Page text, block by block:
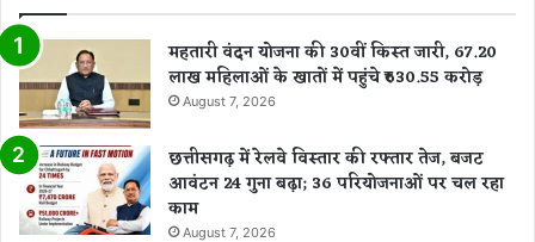
महतारी वंदन योजना की 30वीं किस्त जारी, 67.20
लाख महिलाओं के खातों में पहुंचे ₹630.55 करोड़
August 7, 2026
छत्तीसगढ़ में रेलवे विस्तार की रफ्तार तेज, बजट
आवंटन 24 गुना बढ़ा; 36 परियोजनाओं पर चल रहा
काम
August 7, 2026